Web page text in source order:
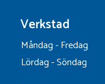
Verkstad
Måndag - Fredag
Lördag - Söndag